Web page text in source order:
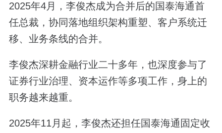
2025年4月，李俊杰成为合并后的国泰海通首
任总裁，协同落地组织架构重塑、客户系统迁
移、业务条线的合并。
李俊杰深耕金融行业二十多年，也深度参与了
证券行业治理、资本运作等多项工作，身上的
职务越来越重。
2025年11月起，李俊杰还担任国泰海通固定收